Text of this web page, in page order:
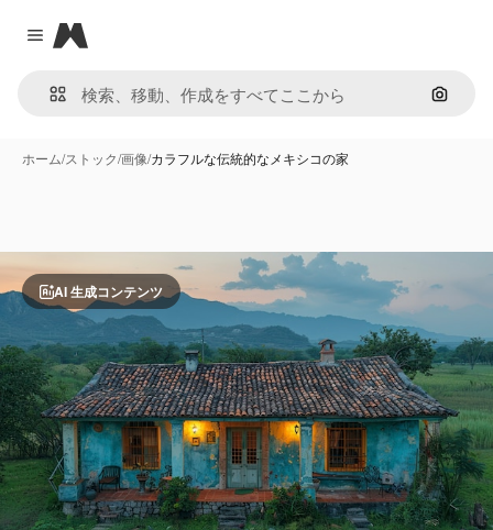
Close menu
Magnific
画像で
ホーム/ストック/画像/カラフルな伝統的なメキシコの家
AI 生成コンテンツ